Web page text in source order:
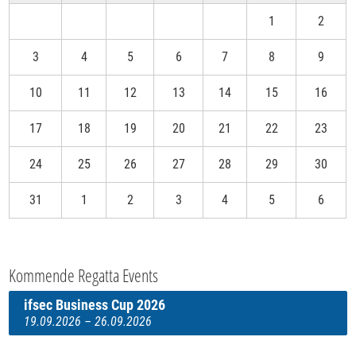
1 2
3 4 5 6 7 8 9
10 11 12 13 14 15 16
17 18 19 20 21 22 23
24 25 26 27 28 29 30
31 1 2 3 4 5 6
Kommende Regatta Events
ifsec Business Cup 2026
19.09.2026 – 26.09.2026